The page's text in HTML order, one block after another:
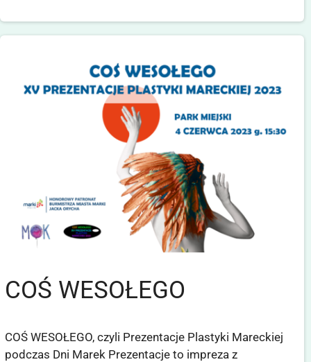
COŚ WESOŁEGO
COŚ WESOŁEGO, czyli Prezentacje Plastyki Mareckiej
podczas Dni Marek Prezentacje to impreza z